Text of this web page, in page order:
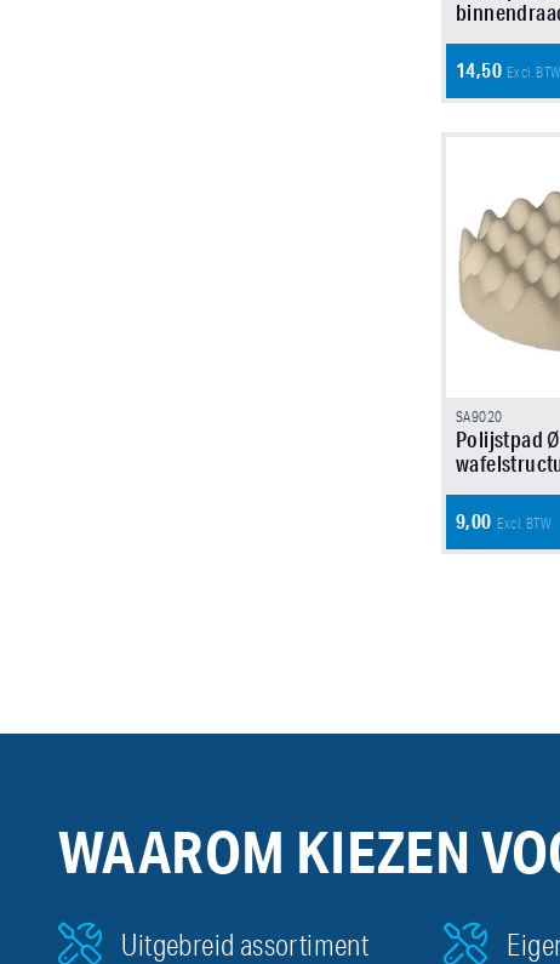
14,50 Excl. BTW
SA9020
Polijstpad
9,00 Excl. BTW
WAAROM KIEZEN
Uitgebreid assortiment